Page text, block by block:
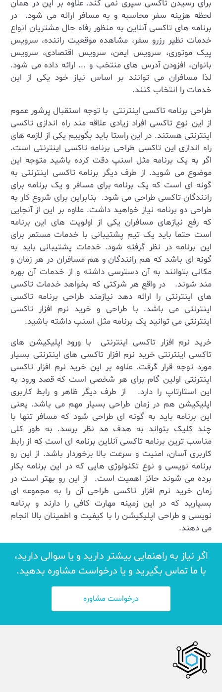
برای رسیدن تاکسی سپری نمی کند. علاوه بر این در همان
لحظه هزینه سفر محاسبه و به مسافر ارائه می شود. در
برنامه های تاکسی آنلاین به منظور رفاه حال مشتریان انواع
خدمات نظیر رزرو سفر، مشاهده موقعیت راننده، سرویس
پیک موتوری، سرویس ایمن، سرویس اقتصادی، سرویس
بانوان، افزودن آدرس‌ های منتخب و ... ارائه داده می شود.
لذا مسافران می توانند بر اساس نیاز خود یکی از این
خدمات را انتخاب کنند.
طراحی برنامه تاکسی اینترنتی با توجه استقبال پرشور عموم
از این نوع تاکسی افراد زیادی علاقه مند راه اندازی تاکسی
اینترنتی هستند. در این راستا باید بگوییم یکی از لازمه های
راه اندازی این تاکسی طراحی برنامه تاکسی اینترنتی است.
اگر به یک برنامه مثل اسنپ دقت کرده باشید متوجه این
موضوع می شوید. از طرف دیگر برنامه تاکسی اینترنتی به
گونه ای است که یک برنامه برای مسافر و یک برنامه برای
رانندگان تاکسی طراحی می شود. بنابراین برای شروع کار به
طراحی دو برنامه نیاز خواهید داشت. علاوه بر این از آنجایی
که رفع نیازهای مسافران یکی از اولویت های این برنامه
است حتما باید یک تیم پشتیبانی با خدمات مستمر برای
این برنامه در نظر گرفته شود. خدمات پشتیبانی باید به
گونه ای باشد که هم رانندگان و هم مسافران در هر زمان و
مکانی بتوانند به آن دسترسی داشته و از خدمات آن بهره
مند شوند. در واقع هر شرکتی که بخواهد خدمات تاکسی
های اینترنتی را ارائه دهد نیازمند طراحی برنامه تاکسی
اینترنتی می باشد. با طراحی و خرید نرم افزار تاکسی
اینترنتی می توانید یک برنامه مثل اسنپ داشته باشید.
خرید نرم افزار تاکسی اینترنتی با ورود اپلیکیشن های
تاکسی اینترنتی خرید نرم افزار تاکسی های اینترنتی بسیار
مورد توجه قرار گرفت. علاوه بر این خرید نرم افزار تاکسی
اینترنتی اولین گام برای هر شخصی است که قصد ورود به
این استارتاپ را دارد. از طرف دیگر ظاهر و رابط کاربری
اپلیکیشن هم در زمان طراحی بسیار مهم می باشد. یعنی
این برنامه باید به گونه ای طراحی شود که مسافر تنها با
چند کلیک بتواند به هدف مد نظر برسد. به طور کلی
مناسب ترین برنامه تاکسی آنلاین برنامه ای است که از رابط
کاربری آسان، امنیت و سرعت بالا برخوردار باشد. از این رو
برنامه نویسی و نوع تکنولوژی هایی که در این برنامه بکار
برده می شوند حائز اهمیت است. از این رو بهتر است در
زمان خرید نرم افزار تاکسی طراحی آن را به مجموعه ای
بسپارید که در این زمینه مهارت کافی را دارند و برنامه
نویسی و طراحی اپلیکیشن را با کیفیت و اطمینان بالا انجام
می دهند.
اگر نیاز به راهنمایی بیشتر دارید و یا سوالی دارید،
با ما تماس بگیرید و یا درخواست مشاوره بدهید.
درخواست مشاوره